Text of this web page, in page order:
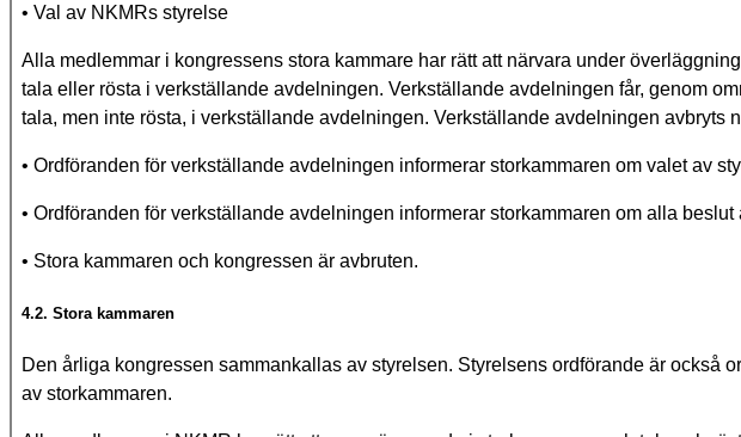
• Val av NKMRs styrelse
Alla medlemmar i kongressens stora kammare har rätt att närvara under
tala eller rösta i verkställande avdelningen. Verkställande avdelningen får, genom
tala, men inte rösta, i verkställande avdelningen. Verkställande avdelningen avbryts
• Ordföranden för verkställande avdelningen informerar storkammaren om valet av
• Ordföranden för verkställande avdelningen informerar storkammaren om alla beslut
• Stora kammaren och kongressen är avbruten.
4.2. Stora kammaren
Den årliga kongressen sammankallas av styrelsen. Styrelsens ordförande är också
av storkammaren.